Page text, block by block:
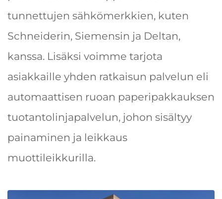
tunnettujen sähkömerkkien, kuten
Schneiderin, Siemensin ja Deltan,
kanssa. Lisäksi voimme tarjota
asiakkaille yhden ratkaisun palvelun eli
automaattisen ruoan paperipakkauksen
tuotantolinjapalvelun, johon sisältyy
painaminen ja leikkaus
muottileikkurilla.